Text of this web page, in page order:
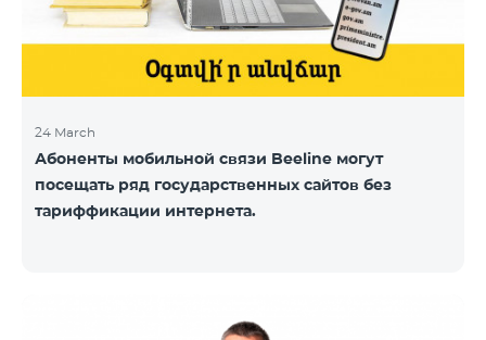
24 March
Абоненты мобильной связи Beeline могут
посещать ряд государственных сайтов без
тариффикации интернета.